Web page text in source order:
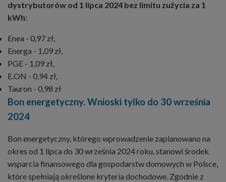
dystrybutorów od 1 lipca 2024 bez limitu zużycia za 1
kWh:
Enea - 0,97 zł,
Energa - 1,09 zł,
PGE - 1,09 zł,
E.ON - 0,94 zł,
Tauron - 0,98 zł
Bon energetyczny. Wnioski tylko do 30 września
2024
Bon energetyczny, którego wprowadzenie zaplanowano na
okres od 1 lipca do 30 września 2024 roku, stanowi środek
wsparcia finansowego dla gospodarstw domowych w Polsce,
które spełniają określone kryteria dochodowe. Zgodnie z